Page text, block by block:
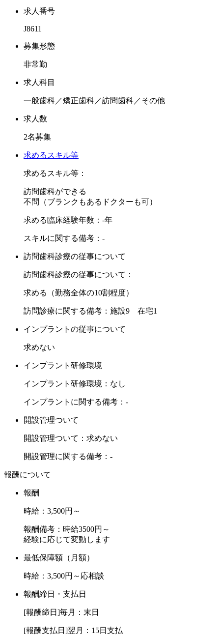
求人番号
J8611
募集形態
非常勤
求人科目
一般歯科／矯正歯科／訪問歯科／その他
求人数
2名募集
求めるスキル等
求めるスキル等：
訪問歯科ができる
不問（ブランクもあるドクターも可）
求める臨床経験年数：-年
スキルに関する備考：-
訪問歯科診療の従事について
訪問歯科診療の従事について：
求める（勤務全体の10割程度）
訪問診療に関する備考：施設9 在宅1
インプラントの従事について
求めない
インプラント研修環境
インプラント研修環境：なし
インプラントに関する備考：-
開設管理ついて
開設管理ついて：求めない
開設管理に関する備考：-
報酬について
報酬
時給：3,500円～
報酬備考：時給3500円～
経験に応じて変動します
最低保障額（月額）
時給：3,500円～応相談
報酬締日・支払日
[報酬締日]毎月：末日
[報酬支払日]翌月：15日支払